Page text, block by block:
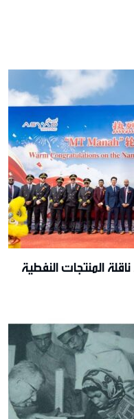
المنتجات النفطية